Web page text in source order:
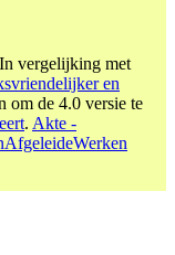
vergelijking met
en
om de 4.0 versie te
. Akte -